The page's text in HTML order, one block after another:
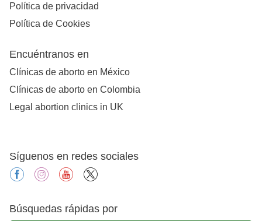
Política de privacidad
Política de Cookies
Encuéntranos en
Clínicas de aborto en México
Clínicas de aborto en Colombia
Legal abortion clinics in UK
Síguenos en redes sociales
facebookinstagramyoutube
Búsquedas rápidas por